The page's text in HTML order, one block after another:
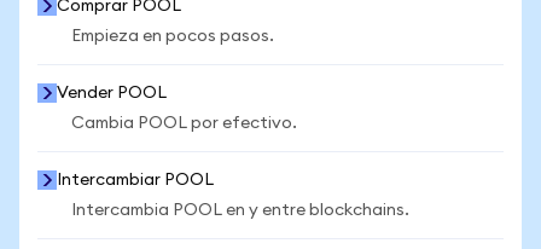
Comprar POOL
Empieza en pocos pasos.
Vender POOL
Cambia POOL por efectivo.
Intercambiar POOL
Intercambia POOL en y entre blockchains.